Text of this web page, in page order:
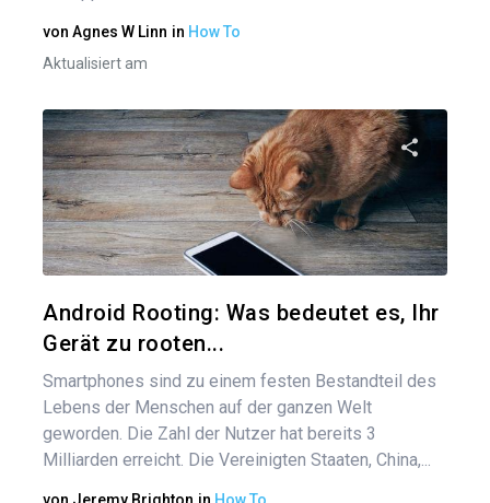
von Agnes W Linn in How To
Aktualisiert am
Android Rooting: Was bedeutet es, Ihr
Gerät zu rooten...
Smartphones sind zu einem festen Bestandteil des
Lebens der Menschen auf der ganzen Welt
geworden. Die Zahl der Nutzer hat bereits 3
Milliarden erreicht. Die Vereinigten Staaten, China,...